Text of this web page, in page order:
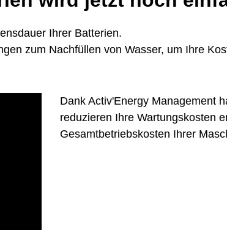
Ihrer Batterien.
zum Nachfüllen von Wasser, um Ihre
Dank Activ'Energy Management
reduzieren Ihre Wartungskosten
Gesamtbetriebskosten Ihrer